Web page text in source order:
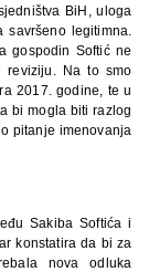
BiH, uloga
legitimna.
gospodin Softić ne
Na to smo
2017. godine, te u
bi mogla biti razlog
pitanje imenovanja
Sakiba Softića i
konstatira da bi za
nova odluka